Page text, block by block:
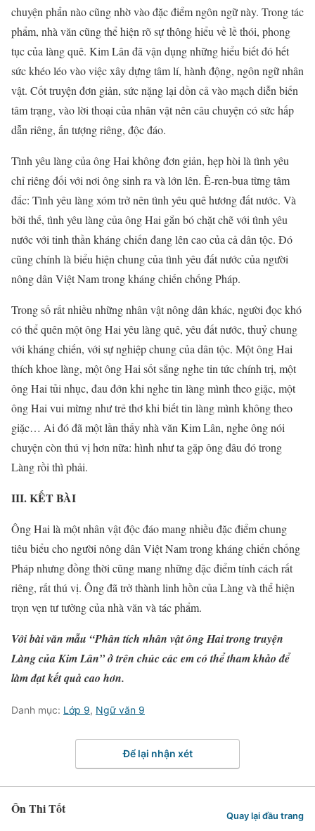
chuyện phẩn nào cũng nhờ vào đặc điểm ngôn ngữ này. Trong tác
phẩm, nhà văn cũng thể hiện rõ sự thông hiểu về lề thói, phong
tục của làng quê. Kim Lân đã vận dụng những hiểu biết đó hết
sức khéo léo vào việc xây dựng tâm lí, hành động, ngôn ngữ nhân
vật. Cốt truyện đơn giản, sức nặng lại dồn cả vào mạch diễn biến
tâm trạng, vào lời thoại của nhân vật nên câu chuyện có sức hấp
dẫn riêng, ấn tượng riêng, độc đáo.
Tình yêu làng của ông Hai không đơn giản, hẹp hòi là tình yêu
chỉ riêng đối với nơi ông sinh ra và lớn lên. Ê-ren-bua từng tâm
đắc: Tình yêu làng xóm trở nên tình yêu quê hương đất nước. Và
bởi thế, tình yêu làng của ông Hai gắn bó chặt chẽ với tình yêu
nước với tinh thần kháng chiến đang lên cao của cả dân tộc. Đó
cũng chính là biểu hiện chung của tình yêu đất nước của người
nông dân Việt Nam trong kháng chiến chống Pháp.
Trong số rất nhiều những nhân vật nông dân khác, người đọc khó
có thể quên một ông Hai yêu làng quê, yêu đất nước, thuỷ chung
với kháng chiến, với sự nghiệp chung của dân tộc. Một ông Hai
thích khoe làng, một ông Hai sốt sắng nghe tin tức chính trị, một
ông Hai tủi nhục, đau đớn khi nghe tin làng mình theo giặc, một
ông Hai vui mừng như trẻ thơ khi biết tin làng mình không theo
giặc… Ai đó đã một lần thấy nhà văn Kim Lân, nghe ông nói
chuyện còn thú vị hơn nữa: hình như ta gặp ông đâu đó trong
Làng rồi thì phải.
III. KẾT BÀI
Ông Hai là một nhân vật độc đáo mang nhiều đặc điểm chung
tiêu biểu cho người nông dân Việt Nam trong kháng chiến chống
Pháp nhưng đồng thời cũng mang những đặc điểm tính cách rất
riêng, rất thú vị. Ông đã trở thành linh hồn của Làng và thể hiện
trọn vẹn tư tưởng của nhà văn và tác phẩm.
Với bài văn mẫu “Phân tích nhân vật ông Hai trong truyện
Làng của Kim Lân” ở trên chúc các em có thể tham khảo để
làm đạt kết quả cao hơn.
Danh mục: Lớp 9, Ngữ văn 9
Để lại nhận xét
Ôn Thi Tốt Quay lại đầu trang